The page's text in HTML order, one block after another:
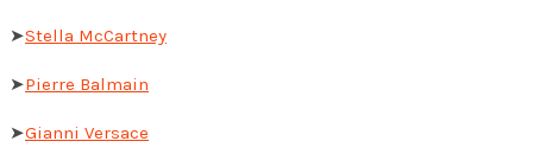
➤Stella McCartney
➤Pierre Balmain
➤Gianni Versace